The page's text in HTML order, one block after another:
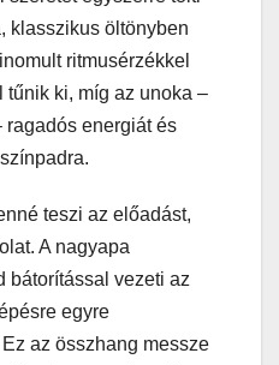
klasszikus öltönyben
ritmusérzékkel
ki, míg az unoka –
ragadós energiát és
teszi az előadást,
A nagyapa
bátorítással vezeti az
egyre
az összhang messze